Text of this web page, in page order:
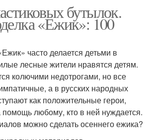
бутылок.
«Ежик»: 100
часто делается детьми в
лесные жители нравятся детям.
колючими недотрогами, но все
а в русских народных
как положительные герои,
помощь любому, кто в ней нуждается.
можно сделать осеннего ежика?